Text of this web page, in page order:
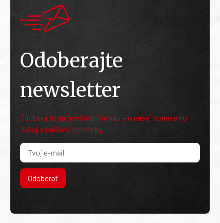
Odoberajte
newsletter
Odoberajte najnovšie informácie o našej ponuke do
Vašej emailovej schránky.
Odoberať